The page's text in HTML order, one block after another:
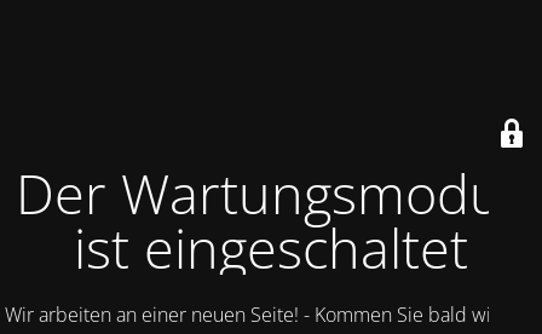
Der Wartungsmodus
ist eingeschaltet
Wir arbeiten an einer neuen Seite! - Kommen Sie bald wieder.